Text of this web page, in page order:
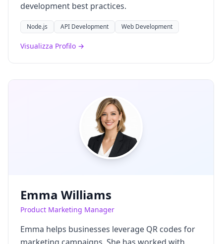
development best practices.
Node.js API Development Web Development
Visualizza Profilo →
Emma Williams
Product Marketing Manager
Emma helps businesses leverage QR codes for